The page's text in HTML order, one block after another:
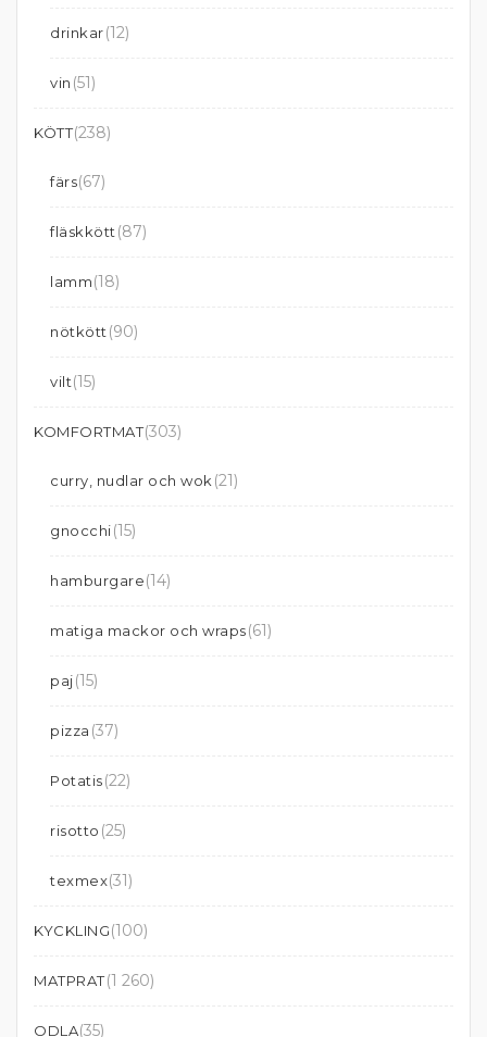
drinkar(12)
vin (51)
KÖTT(238)
färs(67)
fläskkött(87)
lamm(18)
nötkött(90)
vilt(15)
KOMFORTMAT(303)
curry, nudlar och wok(21)
gnocchi(15)
hamburgare(14)
matiga mackor och wraps(61)
paj(15)
pizza (37)
Potatis(22)
risotto (25)
texmex(31)
KYCKLING(100)
MATPRAT(1 260)
ODLA(35)